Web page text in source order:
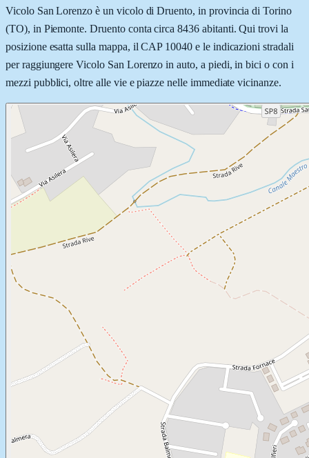
Vicolo San Lorenzo è un vicolo di Druento, in provincia di Torino
(TO), in Piemonte. Druento conta circa 8436 abitanti. Qui trovi la
posizione esatta sulla mappa, il CAP 10040 e le indicazioni stradali
per raggiungere Vicolo San Lorenzo in auto, a piedi, in bici o con i
mezzi pubblici, oltre alle vie e piazze nelle immediate vicinanze.